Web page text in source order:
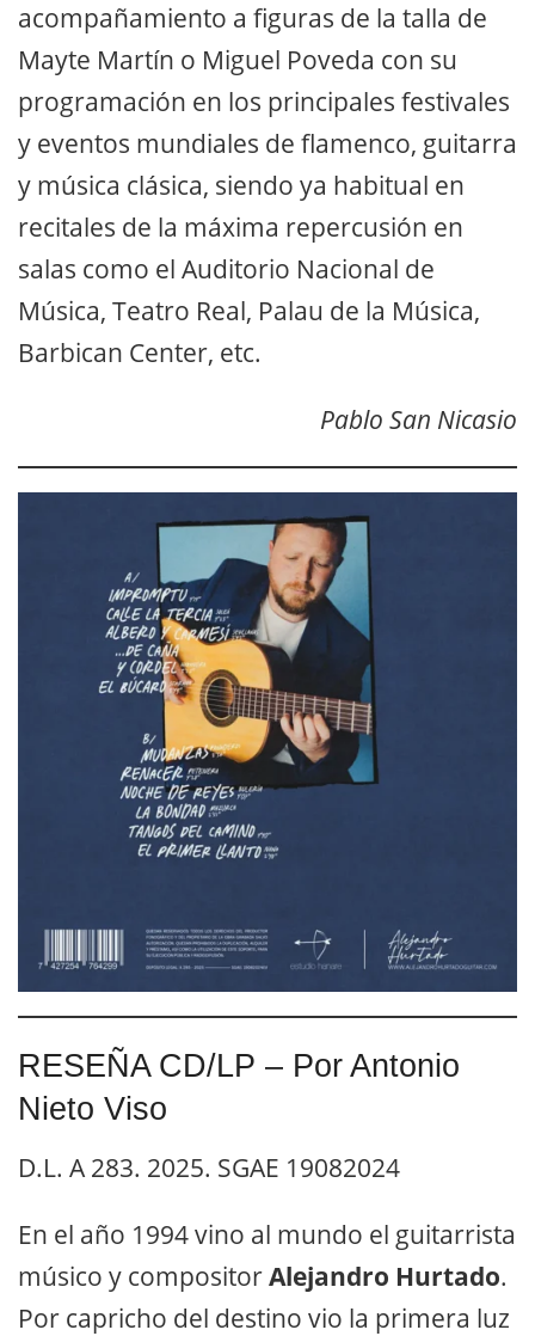
acompañamiento a figuras de la talla de
Mayte Martín o Miguel Poveda con su
programación en los principales festivales
y eventos mundiales de flamenco, guitarra
y música clásica, siendo ya habitual en
recitales de la máxima repercusión en
salas como el Auditorio Nacional de
Música, Teatro Real, Palau de la Música,
Barbican Center, etc.
Pablo San Nicasio
RESEÑA CD/LP – Por Antonio
Nieto Viso
D.L. A 283. 2025. SGAE 19082024
En el año 1994 vino al mundo el guitarrista
músico y compositorAlejandro Hurtado.
Por capricho del destino vio la primera luz